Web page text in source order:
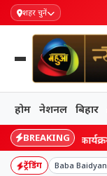
शहर चुनें
होम नेशनल बिहार
BREAKING
एक कार्यक्रमों में
ट्रेंडिंग Baba